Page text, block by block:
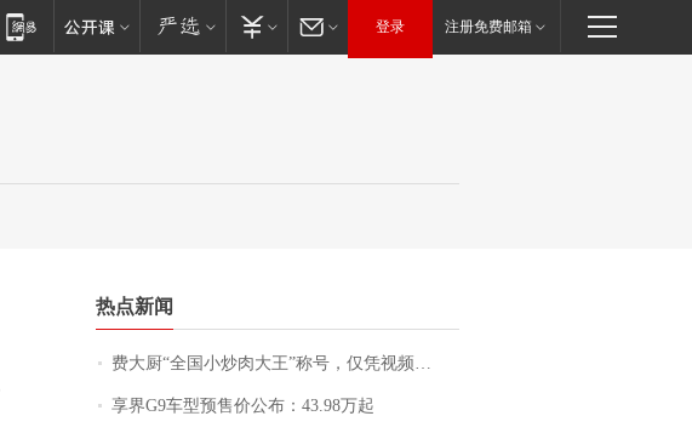
登录 注册免费邮箱
热点新闻
费大厨“全国小炒肉大王”称号，仅凭视频评出？中国烹饪协会回应
享界G9车型预售价公布：43.98万起